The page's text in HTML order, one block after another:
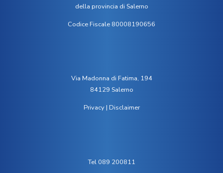
della provincia di Salerno
Codice Fiscale 80008190656
Via Madonna di Fatima, 194
84129 Salerno
Privacy| Disclaimer
Tel 089 200811